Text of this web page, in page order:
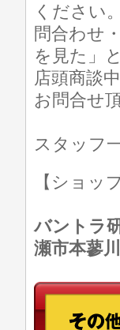
ください。
問合わせ
を見た」
店頭商談
お問合せ
スタッフ
【ショッ
バントラ
瀬市本蓼川